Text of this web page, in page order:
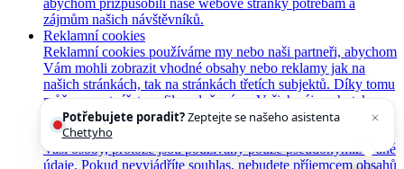
zájmům našich návštěvníků.
Reklamní cookies
Reklamní cookies používáme my nebo naši partneři, abychom
Vám mohli zobrazit vhodné obsahy nebo reklamy jak na
našich stránkách, tak na stránkách třetích subjektů. Díky tomu
můžeme vytvářet profily založené na Vašich zájmech, tak
zvané pseudonymizované profily. Na základě těchto
informací není zpravidla možná bezprostřední identifikace
Vaší osoby, protože jsou používány pouze pseudonymizované
údaje. Pokud nevyjádříte souhlas, nebudete příjemcem obsahů
Potřebujete poradit?Zeptejte se našeho asistenta
Chettyho.